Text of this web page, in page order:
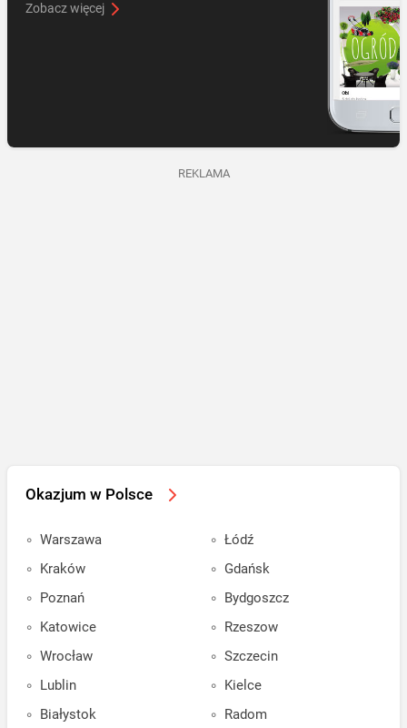
Zobacz więcej
REKLAMA
Okazjum w Polsce
Warszawa
Kraków
Poznań
Katowice
Wrocław
Lublin
Białystok
Łódź
Gdańsk
Bydgoszcz
Rzeszow
Szczecin
Kielce
Radom